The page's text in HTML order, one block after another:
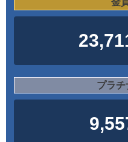
金
プラ